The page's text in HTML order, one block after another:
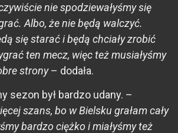
nie spodziewałyśmy się
Albo, że nie będą walczyć.
się starać i będą chciały zrobić
ten mecz, więc też musiałyśmy
strony– dodała.
sezon był bardzo udany. –
szans, bo w Bielsku grałam cały
bardzo ciężko i miałyśmy też